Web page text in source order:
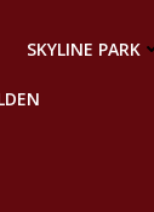
SKYLINE PARK